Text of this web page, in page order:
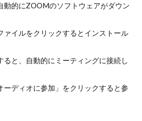
動的にZOOMのソフトウェアがダウン
ァイルをクリックするとインストール
ると、自動的にミーティングに接続し
ーディオに参加」をクリックすると参